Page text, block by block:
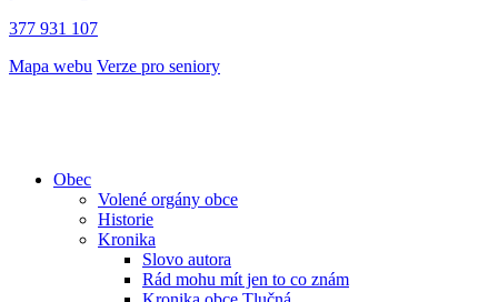
377 931 107
Mapa webu Verze pro seniory
Obec
Volené orgány obce
Historie
Kronika
Slovo autora
Rád mohu mít jen to co znám